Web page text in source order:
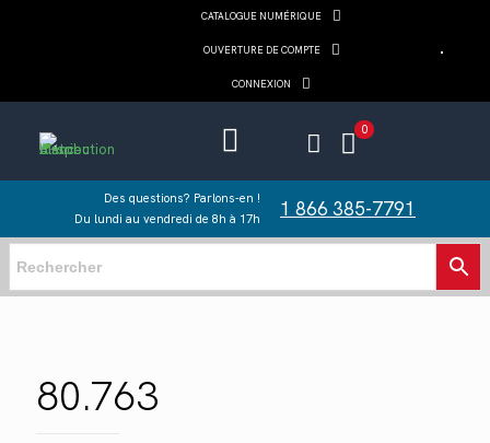
CATALOGUE NUMÉRIQUE
OUVERTURE DE COMPTE
CONNEXION
0
Des questions? Parlons-en !
Du lundi au vendredi de 8h à 17h
1 866 385-7791
80.763